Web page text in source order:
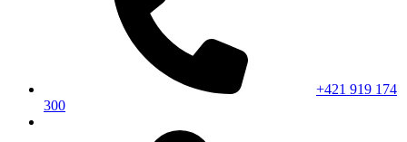
+421 919 174
300